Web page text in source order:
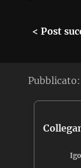
< Post
Pubblicato: